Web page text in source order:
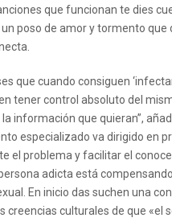
que funcionan te dies
poso de amor y tormento que
que cuando consiguen
tener control absoluto del
información que quieran”,
especializado va dirigido en
el problema y facilitar el
adicta está
En inicio das suchen una
creencias culturales de que «el